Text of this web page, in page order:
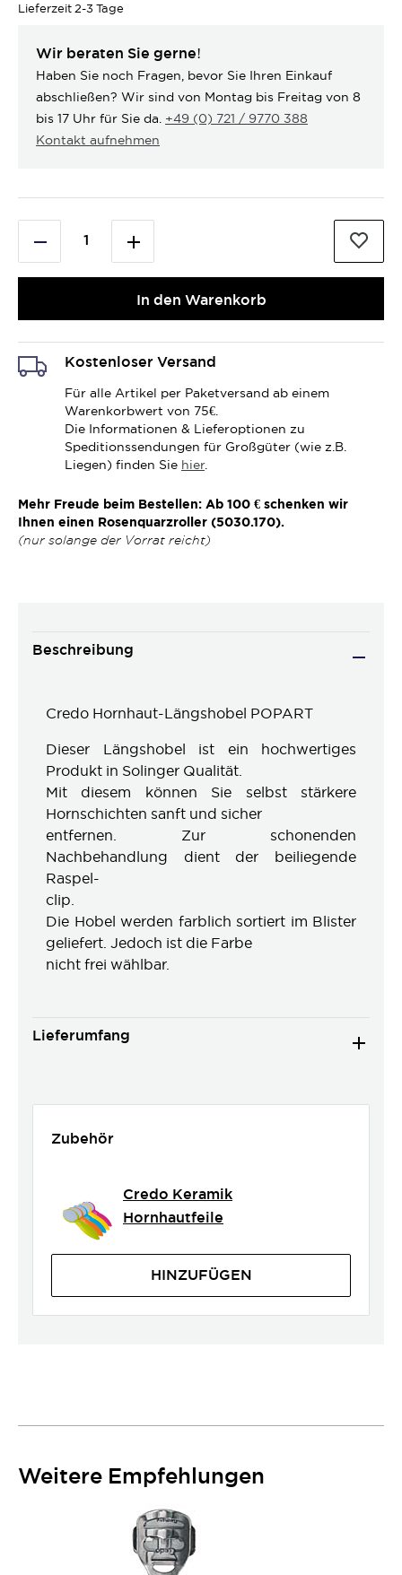
Lieferzeit 2-3 Tage
Wir beraten Sie gerne!
Haben Sie noch Fragen, bevor Sie Ihren Einkauf
abschließen? Wir sind von Montag bis Freitag von 8
bis 17 Uhr für Sie da. +49 (0) 721 / 9770 388
Kontakt aufnehmen
In den Warenkorb
Kostenloser Versand
Für alle Artikel per Paketversand ab einem
Warenkorbwert von 75€.
Die Informationen & Lieferoptionen zu
Speditionssendungen für Großgüter (wie z.B.
Liegen) finden Sie hier.
Mehr Freude beim Bestellen: Ab 100 € schenken wir
Ihnen einen Rosenquarzroller (5030.170).
(nur solange der Vorrat reicht)
Beschreibung
Credo Hornhaut-Längshobel POPART
Dieser Längshobel ist ein hochwertiges
Produkt in Solinger Qualität.
Mit diesem können Sie selbst stärkere
Hornschichten sanft und sicher
entfernen. Zur schonenden
Nachbehandlung dient der beiliegende
Raspel-
clip.
Die Hobel werden farblich sortiert im Blister
geliefert. Jedoch ist die Farbe
nicht frei wählbar.
Lieferumfang
Zubehör
Credo Keramik
Hornhautfeile
HINZUFÜGEN
Weitere Empfehlungen